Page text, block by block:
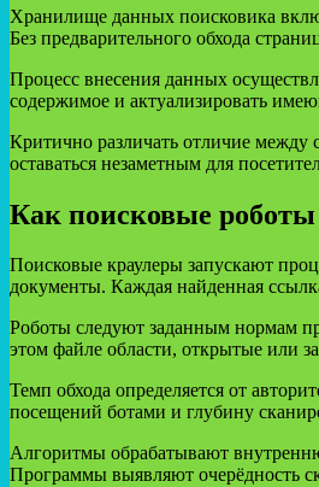
Хранилище данных поисковика
Без предварительного обхода
Процесс внесения данных
содержимое и актуализировать
Критично различать отличие между
оставаться незаметным для
Как поисковые
Поисковые краулеры запускают
документы. Каждая найденная
Роботы следуют заданным нормам
этом файле области, открытые или
Темп обхода определяется от
посещений ботами и глубину
Алгоритмы обрабатывают
Программы выявляют очерёдность